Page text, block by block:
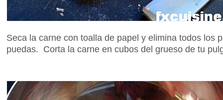
Seca la carne con toalla de papel y elimina todos los
puedas. Corta la carne en cubos del grueso de tu